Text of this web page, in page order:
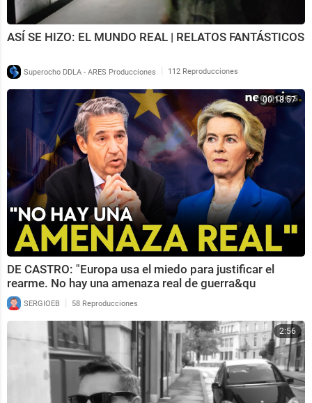
ASÍ SE HIZO: EL MUNDO REAL | RELATOS FANTÁSTICOS
Superocho DDLA - ARES Producciones | 112 Reproducciones
00:18:57
DE CASTRO: "Europa usa el miedo para justificar el
rearme. No hay una amenaza real de guerra&qu
SERGIOEB | 58 Reproducciones
2:56